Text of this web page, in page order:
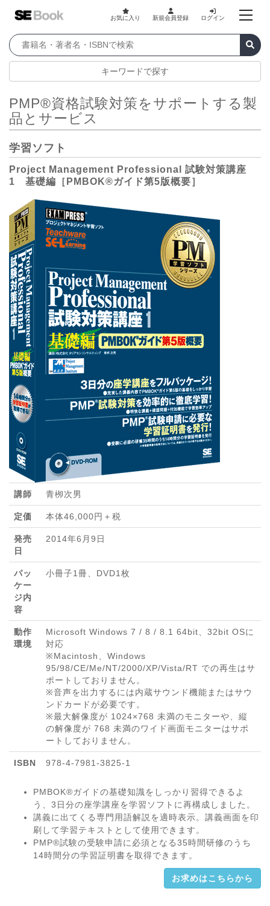
お気に入り 新規会員登録 ログイン
キーワードで探す
PMP®資格試験対策をサポートする製
品とサービス
学習ソフト
Project Management Professional 試験対策講座
1 基礎編［PMBOK®ガイド第5版概要］
講師 青栁次男
定価 本体46,000円＋税
発売
日
2014年6月9日
パッ
ケー
ジ内
容
小冊子1冊、DVD1枚
動作
環境
Microsoft Windows 7 / 8 / 8.1 64bit、32bit OSに
対応
※Macintosh、Windows
95/98/CE/Me/NT/2000/XP/Vista/RT での再生はサ
ポートしておりません。
※音声を出力するには内蔵サウンド機能またはサウ
ンドカードが必要です。
※最大解像度が 1024×768 未満のモニターや、縦
の解像度が 768 未満のワイド画面モニターはサポ
ートしておりません。
ISBN 978-4-7981-3825-1
PMBOK®ガイドの基礎知識をしっかり習得できるよ
う、3日分の座学講座を学習ソフトに再構成しました。
講義に出てくる専門用語解説を適時表示。講義画面を印
刷して学習テキストとして使用できます。
PMP®試験の受験申請に必須となる35時間研修のうち
14時間分の学習証明書を取得できます。
お求めはこちらから